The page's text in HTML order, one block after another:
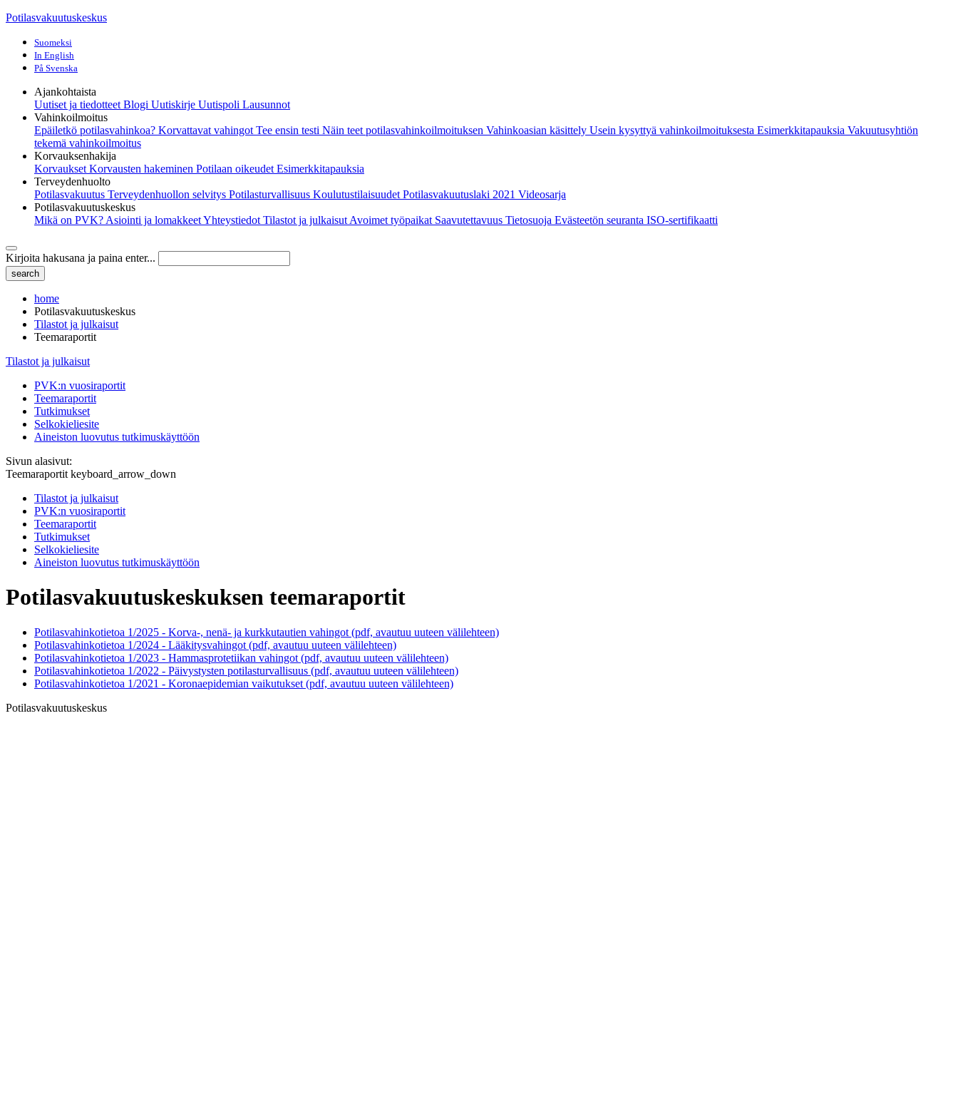
Potilasvakuutuskeskus
Suomeksi
In English
På Svenska
Ajankohtaista
Uutiset ja tiedotteet Blogi Uutiskirje Uutispoli Lausunnot
Vahinkoilmoitus
Epäiletkö potilasvahinkoa? Korvattavat vahingot Tee ensin testi Näin teet potilasvahinkoilmoituksen Vahinkoasian käsittely Usein kysyttyä vahinkoilmoituksesta Esimerkkitapauksia Vakuutusyhtiön
tekemä vahinkoilmoitus
Korvauksenhakija
Korvaukset Korvausten hakeminen Potilaan oikeudet Esimerkkitapauksia
Terveydenhuolto
Potilasvakuutus Terveydenhuollon selvitys Potilasturvallisuus Koulutustilaisuudet Potilasvakuutuslaki 2021 Videosarja
Potilasvakuutuskeskus
Mikä on PVK? Asiointi ja lomakkeetYhteystiedot Tilastot ja julkaisut Avoimet työpaikat Saavutettavuus Tietosuoja Evästeetön seuranta ISO-sertifikaatti
Kirjoita hakusana ja paina enter...
home
Potilasvakuutuskeskus
Tilastot ja julkaisut
Teemaraportit
Tilastot ja julkaisut
PVK:n vuosiraportit
Teemaraportit
Tutkimukset
Selkokieliesite
Aineiston luovutus tutkimuskäyttöön
Sivun alasivut:
Teemaraportit keyboard_arrow_down
Tilastot ja julkaisut
PVK:n vuosiraportit
Teemaraportit
Tutkimukset
Selkokieliesite
Aineiston luovutus tutkimuskäyttöön
Potilasvakuutuskeskuksen teemaraportit
Potilasvahinkotietoa 1/2025 - Korva-, nenä- ja kurkkutautien vahingot (pdf, avautuu uuteen välilehteen)
Potilasvahinkotietoa 1/2024 - Lääkitysvahingot (pdf, avautuu uuteen välilehteen)
Potilasvahinkotietoa 1/2023 - Hammasprotetiikan vahingot (pdf, avautuu uuteen välilehteen)
Potilasvahinkotietoa 1/2022 - Päivystysten potilasturvallisuus (pdf, avautuu uuteen välilehteen)
Potilasvahinkotietoa 1/2021 - Koronaepidemian vaikutukset (pdf, avautuu uuteen välilehteen)
Potilasvakuutuskeskus